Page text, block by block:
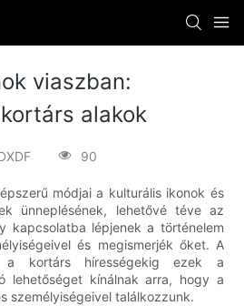
viaszban:
alakok
90
módjai a kulturális ikonok és
ünneplésének, lehetővé téve az
kapcsolatba lépjenek a történelem
és megismerjék őket. A
a kortárs hírességekig ezek a
lehetőséget kínálnak arra, hogy a
személyiségeivel találkozzunk.